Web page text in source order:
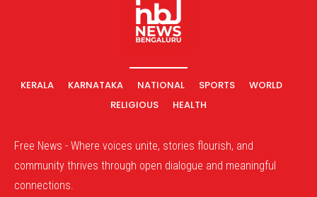
KERALA KARNATAKA NATIONAL SPORTS
WORLD
RELIGIOUS
HEALTH
Free News - Where voices unite, stories flourish, and
community thrives through open dialogue and meaningful
connections.